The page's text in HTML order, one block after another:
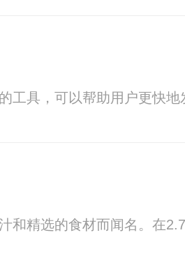
工具，可以帮助用户更快地
和精选的食材而闻名。在